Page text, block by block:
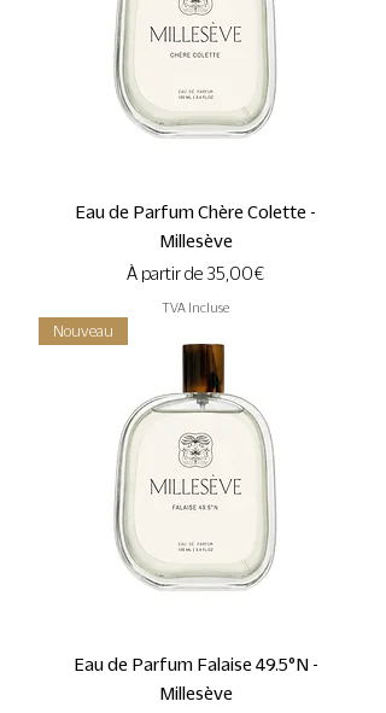
Eau de Parfum Chère Colette -
Millesève
À partir de 35,00 €
Prix promotionnel
TVA Incluse
Nouveau
Eau de Parfum Falaise 49.5°N -
Millesève